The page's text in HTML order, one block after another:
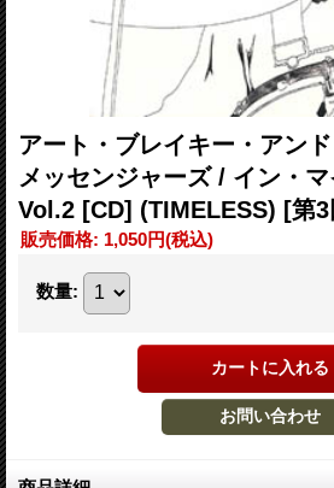
アート・ブレイキー・アン
メッセンジャーズ / イン・
Vol.2 [CD] (TIMELESS) [第
販売価格: 1,050円(税込)
数量: